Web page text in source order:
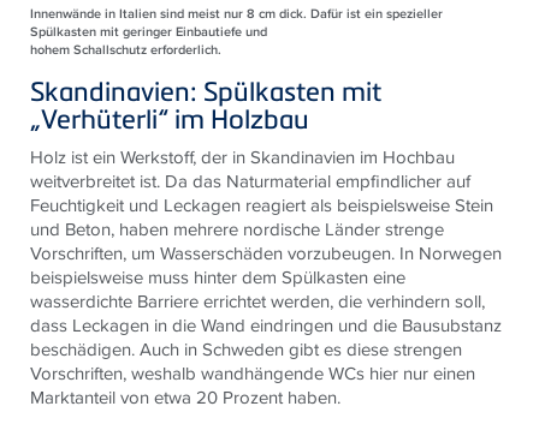
Innenwände in Italien sind meist nur 8 cm dick. Dafür ist ein spezieller
Spülkasten mit geringer Einbautiefe und
hohem Schallschutz erforderlich.
Skandinavien: Spülkasten mit
„Verhüterli“ im Holzbau
Holz ist ein Werkstoff, der in Skandinavien im Hochbau
weitverbreitet ist. Da das Naturmaterial empfindlicher auf
Feuchtigkeit und Leckagen reagiert als beispielsweise Stein
und Beton, haben mehrere nordische Länder strenge
Vorschriften, um Wasserschäden vorzubeugen. In Norwegen
beispielsweise muss hinter dem Spülkasten eine
wasserdichte Barriere errichtet werden, die verhindern soll,
dass Leckagen in die Wand eindringen und die Bausubstanz
beschädigen. Auch in Schweden gibt es diese strengen
Vorschriften, weshalb wandhängende WCs hier nur einen
Marktanteil von etwa 20 Prozent haben.